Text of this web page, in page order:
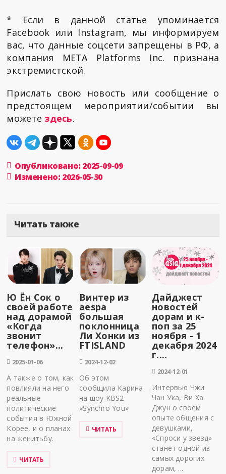
* Если в данной статье упоминается
Facebook или Instagram, мы информируем
вас, что данные соцсети запрещены в РФ, а
компания META Platforms Inc. признана
экстремистской.
Прислать свою новость или сообщение о
предстоящем мероприятии/событии вы
можете здесь.
Опубликовано: 2025-09-09
Изменено: 2026-05-30
Читать также
Ю Ён Сок о
своей работе
над дорамой
«Когда
звонит
телефон»...
2025-01-06
А также о том, как
повлияли на него
реальные
политические
события в Южной
Корее, и о планах
на женитьбу.
ЧИТАТЬ
Винтер из
aespa
большая
поклонница
Ли Хонки из
FTISLAND
2024-12-02
Об этом
сообщила Карина
на шоу KBS2
«Synchro You»
ЧИТАТЬ
Дайджест
новостей
дорам и к-
поп за 25
ноября - 1
декабря 2024
г....
2024-12-01
Интервью Чжи
Чан Ука, Ви Ха
Джун о своем
опыте общения с
девушками,
«Спроси у звезд»
станет одной из
самых дорогих
дорам, ...